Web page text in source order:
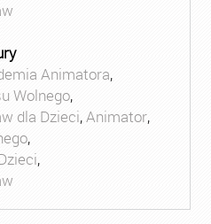
Animatora,
Wolnego,
dla Dzieci,Animator,
,
,